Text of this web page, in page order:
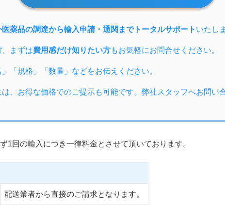
薬品の調達から輸入申請・通関までトータルサポート いたし
、まずは費用感だけ知りたい方もお気軽にお問合せください。
「規格」「数量」などをお伝えください。
、お得な価格でのご提示も可能です。弊社スタッフへお問い
回の輸入につき一律料金とさせて頂いております。
配送業者から直接のご請求となります。